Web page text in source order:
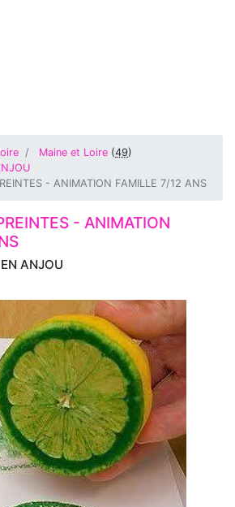
Maine et Loire (49)
- ANIMATION FAMILLE 7/12 ANS
ANJOU
- ANIMATION